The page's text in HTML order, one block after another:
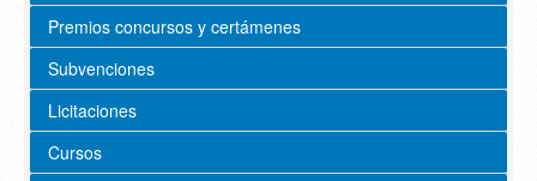
Premios concursos y certámenes
Subvenciones
Licitaciones
Cursos